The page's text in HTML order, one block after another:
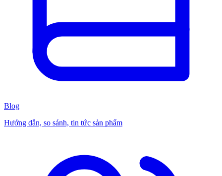
Blog
Hướng dẫn, so sánh, tin tức sản phẩm